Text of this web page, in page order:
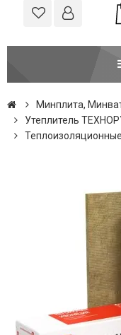
Минплита,
Утеплитель